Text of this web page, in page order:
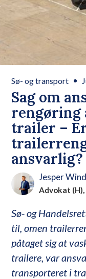
Sag om
trailer –
ansvarlig?
Sø- og transport
Jesper
Advokat
Sø- og
til, omen
påtaget sig at
trailere, var
transporteret i